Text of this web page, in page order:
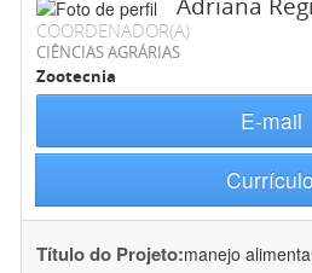
COORDENADOR(A)
CIÊNCIAS AGRÁRIAS
Zootecnia
E-mail
Currículo
Título do Projeto:manejo